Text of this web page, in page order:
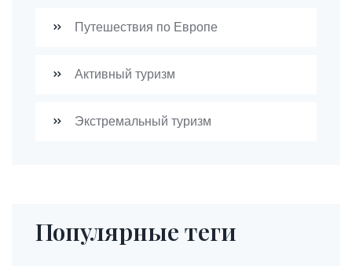
Путешествия по Европе
Активный туризм
Экстремальный туризм
Популярные теги